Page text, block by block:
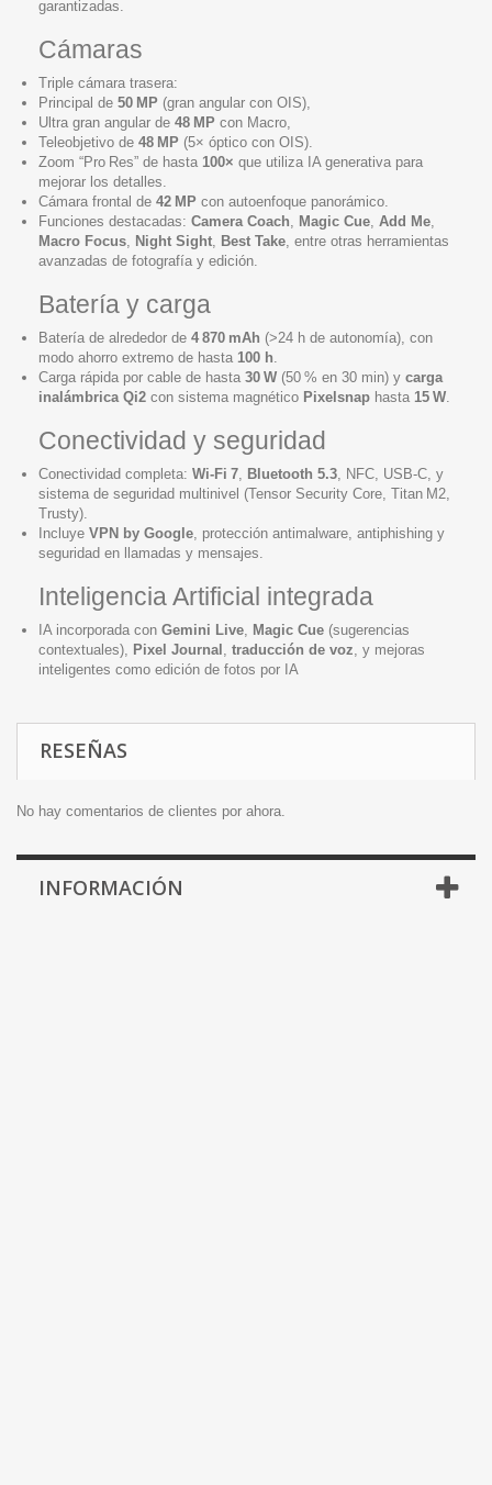
garantizadas.
Cámaras
Triple cámara trasera:
Principal de 50 MP (gran angular con OIS),
Ultra gran angular de 48 MP con Macro,
Teleobjetivo de 48 MP (5× óptico con OIS).
Zoom “Pro Res” de hasta 100× que utiliza IA generativa para
mejorar los detalles.
Cámara frontal de 42 MP con autoenfoque panorámico.
Funciones destacadas: Camera Coach, Magic Cue, Add Me,
Macro Focus, Night Sight, Best Take, entre otras herramientas
avanzadas de fotografía y edición.
Batería y carga
Batería de alrededor de 4 870 mAh (>24 h de autonomía), con
modo ahorro extremo de hasta 100 h.
Carga rápida por cable de hasta 30 W (50 % en 30 min) y carga
inalámbrica Qi2 con sistema magnético Pixelsnap hasta 15 W.
Conectividad y seguridad
Conectividad completa: Wi‑Fi 7, Bluetooth 5.3, NFC, USB‑C, y
sistema de seguridad multinivel (Tensor Security Core, Titan M2,
Trusty).
Incluye VPN by Google, protección antimalware, antiphishing y
seguridad en llamadas y mensajes.
Inteligencia Artificial integrada
IA incorporada con Gemini Live, Magic Cue (sugerencias
contextuales), Pixel Journal , traducción de voz, y mejoras
inteligentes como edición de fotos por IA
RESEÑAS
No hay comentarios de clientes por ahora.
INFORMACIÓN